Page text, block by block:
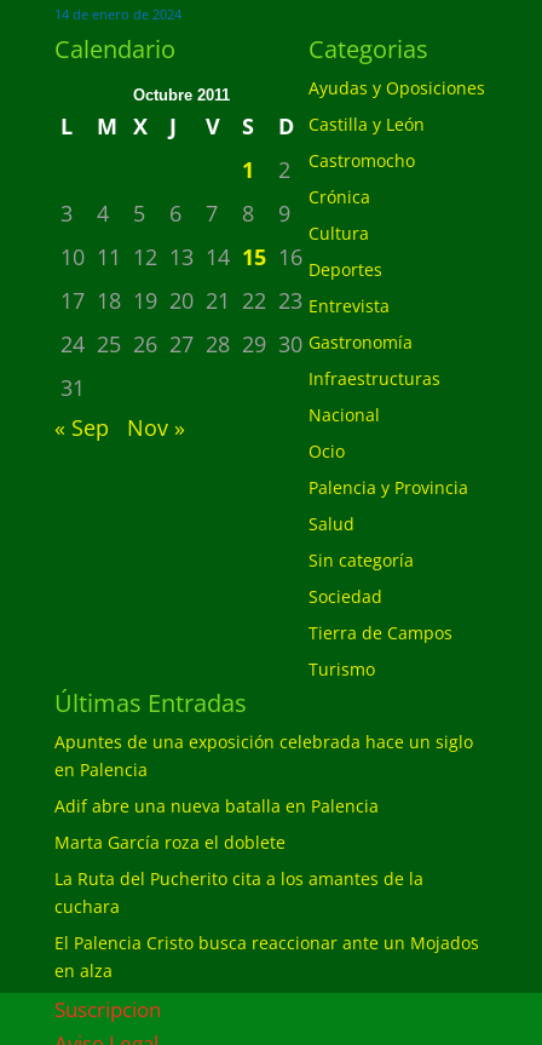
14 de enero de 2024
Calendario
Octubre 2011
L M X J V S
D
1
2
3
4 5 6 7 8
9
10 11 12 13 14 15 16
17 18 19 20 21 22 23
24 25 26 27 28 29 30
31
« Sep
Nov »
Categorias
Ayudas y Oposiciones
Castilla y León
Castromocho
Crónica
Cultura
Deportes
Entrevista
Gastronomía
Infraestructuras
Nacional
Ocio
Palencia y Provincia
Salud
Sin categoría
Sociedad
Tierra de Campos
Turismo
Últimas Entradas
Apuntes de una exposición celebrada hace un siglo
en Palencia
Adif abre una nueva batalla en Palencia
Marta García roza el doblete
La Ruta del Pucherito cita a los amantes de la
cuchara
El Palencia Cristo busca reaccionar ante un Mojados
en alza
Suscripcion